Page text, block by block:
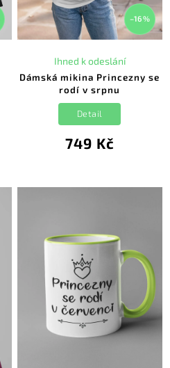
–16 %
Dámská mikina Princezny se
rodí v srpnu
Ihned k odeslání
749 Kč
Detail